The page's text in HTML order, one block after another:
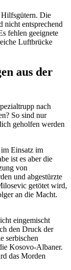
Hilfsgütern. Die
nicht entsprechend
fehlen geeignete
Luftbrücke
aus der
nach
So sind nur
geholfen werden
Einsatz im
ist es aber die
von
und abgestürzte
getötet wird,
an die Macht.
eingemischt
den Druck der
serbischen
Kosovo-Albaner.
das Morden